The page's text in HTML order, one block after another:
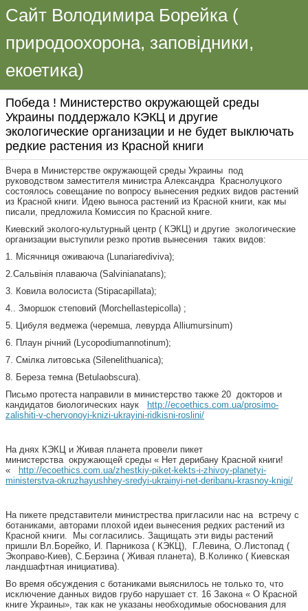
Сайт Володимира Борейка (
природоохорона, заповідники,
екоетика)
Победа ! Министерство окружающей среды
Украины поддержало КЭКЦ и другие
экологические организации и не будет выключать
редкие растения из Красной книги
Вчера в Министерстве окружающей среды Украины под
руководством заместителя министра Александра Краснолуцкого
состоялось совещание по вопросу вынесения редких видов растений
из Красной книги. Идею выноса растений из Красной книги, как мы
писали, предложила Комиссия по Красной книге.
Киевский эколого-культурный центр ( КЭКЦ) и другие экологические
организации выступили резко против вынесения таких видов:
1. Місячниця оживаюча (Lunariarediviva);
2.Сальвінія плаваюча (Salvinianatans);
3. Ковила волосиста (Stipacapillata);
4.. Зморшок степовий (Morchellastepicolla) ;
5. Цибуля ведмежа (черемша, левурда Alliumursinum)
6. Плаун річний (Lycopodiumannotinum);
7. Смілка литовська (Silenelithuanica);
8. Береза темна (Betulaobscura).
Письмо протеста направили в министерство также 20 докторов и
кандидатов биологических наук
http://ecoethics.com.ua/prosimo-
zalishiti-v-chervonoyi-knizi-ukrayini-ridkisni-roslini/
На днях КЭКЦ и Живая планета провели пикет
министерства окружающей среды « Нет дерибану Красной книги!
«
http://ecoethics.com.ua/zhestkiy-piket-kekts-i-zhivoy-planetyi-
ministerstva-okruzhayushhey-sredyi-ukrainyi-net-deribanu-krasnoy-knigi/
На пикете представители министрества пригласили нас на встречу с
ботаниками, авторами плохой идеи вынесения редких растений из
Красной книги. Мы согласились. Защищать эти виды растений
пришли Вл.Борейко, И. Парникоза ( КЭКЦ), Г.Левина, О.Листопад (
Экоправо-Киев), С.Берзина ( Живая планета), В.Колинко ( Киевская
ландшафтная инициатива).
Во время обсуждения с ботаниками выяснилось не только то, что
исключение данных видов грубо нарушает ст. 16 Закона « О Красной
книге Украины», так как не указаны необходимые обоснования для